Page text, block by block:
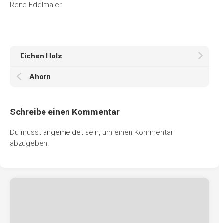
Rene Edelmaier
Eichen Holz
Ahorn
Schreibe einen Kommentar
Du musst angemeldet sein, um einen Kommentar
abzugeben.